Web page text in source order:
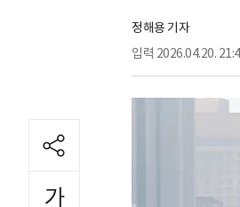
정해용 기자
입력 2026.04.20.